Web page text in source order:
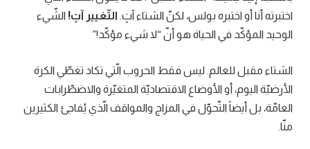
اختبرته أنا أو اختبره بولس، لكنّ الشتاء آتٍ. التّغيير آتٍ! الشّيء
الوحيد المؤكّد في الحياة هو أنّ “لا شيء مؤكّد!”
الشتاء مقبل للعالم. ليس فقط الحروب الّتي تكاد تغطّي الكرة
الأرضيّة اليوم، أو الأوضاع الاقتصاديّة المتغيّرة والاضطّرابات
العامّة، بل أيضاً التّحوّل في المزاج والمواقف الّذي يُفاجئ الكثيرين
منّا.